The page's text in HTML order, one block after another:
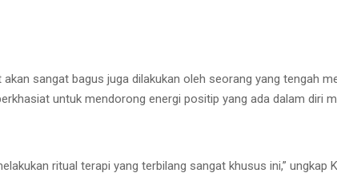
sangat bagus juga dilakukan oleh seorang yang tengah
untuk mendorong energi positip yang ada dalam diri
ritual terapi yang terbilang sangat khusus ini,” ungkap